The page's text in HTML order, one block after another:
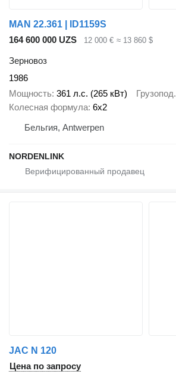
MAN 22.361 | ID1159S
164 600 000 UZS
12 000 € ≈ 13 860 $
Зерновоз
1986
Мощность 361 л.с. (265 кВт) Грузопод.
Колесная формула 6x2
Бельгия, Antwerpen
NORDENLINK
JAC N 120
Цена по запросу